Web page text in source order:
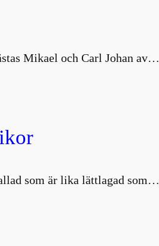
Mikael och Carl Johan av…
som är lika lättlagad som…